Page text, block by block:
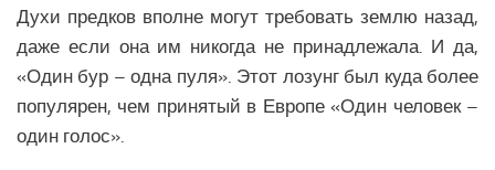
Духи предков вполне могут требовать землю назад,
даже если она им никогда не принадлежала. И да,
«Один бур – одна пуля». Этот лозунг был куда более
популярен, чем принятый в Европе «Один человек –
один голос».